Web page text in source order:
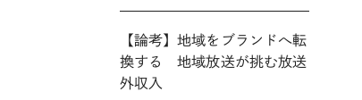
【論考】地域をブランドへ転
換する 地域放送が挑む放送
外収入